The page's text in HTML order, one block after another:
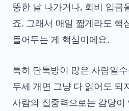
뚱한 날 나가거나, 회비 입금
죠. 그래서 매일 짧게라도 핵
들어두는 게 핵심이에요.
특히 단톡방이 많은 사람일
두세 개면 그냥 다 읽어도 되
사람의 집중력으로는 감당